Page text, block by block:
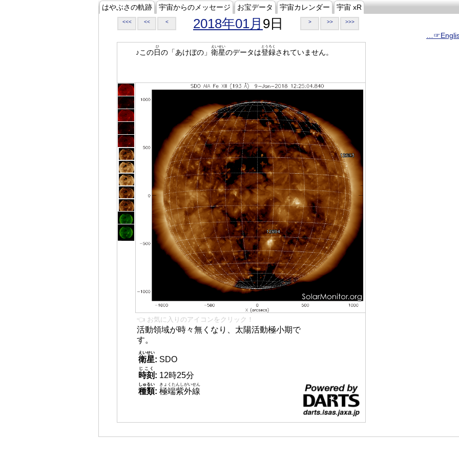
はやぶさの軌跡 宇宙からのメッセージ お宝データ 宇宙カレンダー 宇宙 xR
<<< << < 2018年01月 9日 > >> >>>
♪この日
ひ
の「あけぼの」 衛星
えいせい
のデータは登録
とうろく
されていません。
👈 お気に入りのアイコンをクリック！
活動領域が時々無くなり、太陽活動極小期で
す。
衛星
えいせい
: SDO
時刻
じこく
: 12時25分
種類
しゅるい
: 極端紫外線
きょくたんしがいせん